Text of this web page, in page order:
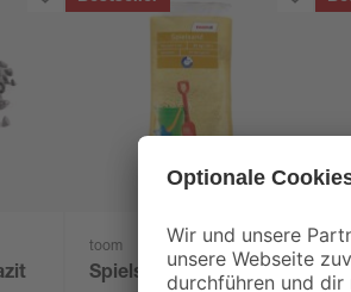
toom
Spielsand beige 0-2